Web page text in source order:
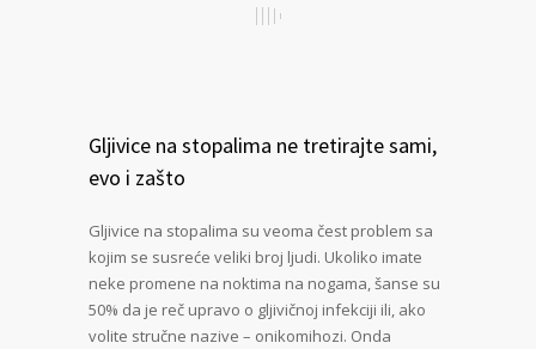
Gljivice na stopalima ne tretirajte sami,
evo i zašto
Gljivice na stopalima su veoma čest problem sa
kojim se susreće veliki broj ljudi. Ukoliko imate
neke promene na noktima na nogama, šanse su
50% da je reč upravo o gljivičnoj infekciji ili, ako
volite stručne nazive – onikomihozi. Onda